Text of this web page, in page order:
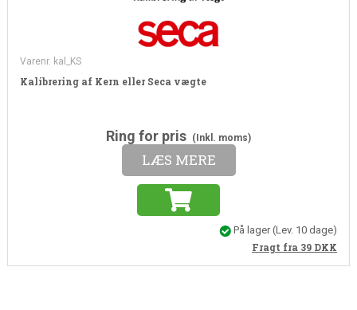
Varenr. kal_KS
Kalibrering af Kern eller Seca vægte
Ring for pris (Inkl. moms)
LÆS MERE
På lager(Lev. 10 dage)
Fragt fra 39 DKK